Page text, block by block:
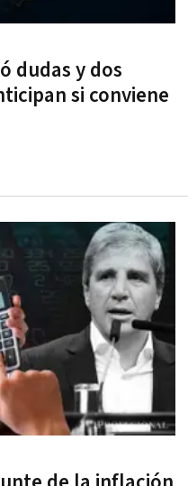
dudas y dos
si conviene